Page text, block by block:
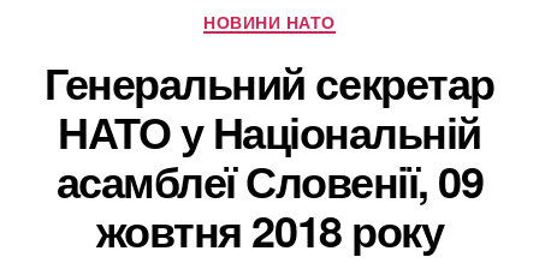
Новини
про
НАТО
в
Україні
Категорії
НОВИНИ НАТО
Генеральний секретар
НАТО у Національній
асамблеї Словенії, 09
жовтня 2018 року